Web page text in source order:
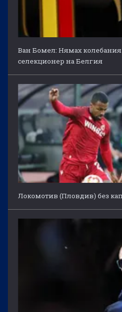
Ван Бомел: Нямах колебания
селекционер на Белгия
Локомотив (Пловдив) без